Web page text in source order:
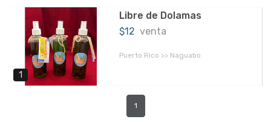
1
Libre de Dolamas
$12 venta
Puerto Rico >> Naguabo
1